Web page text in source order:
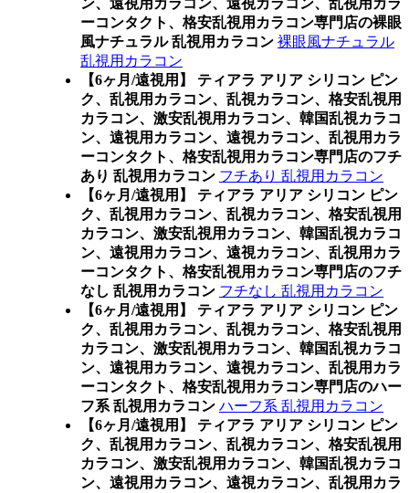
ン、遠視用カラコン、遠視カラコン、乱視用カラ
ーコンタクト、格安乱視用カラコン専門店の裸眼
風ナチュラル 乱視用カラコン 裸眼風ナチュラル
乱視用カラコン
【6ヶ月/遠視用】 ティアラ アリア シリコン ピン
ク、乱視用カラコン、乱視カラコン、格安乱視用
カラコン、激安乱視用カラコン、韓国乱視カラコ
ン、遠視用カラコン、遠視カラコン、乱視用カラ
ーコンタクト、格安乱視用カラコン専門店のフチ
あり 乱視用カラコン フチあり 乱視用カラコン
【6ヶ月/遠視用】 ティアラ アリア シリコン ピン
ク、乱視用カラコン、乱視カラコン、格安乱視用
カラコン、激安乱視用カラコン、韓国乱視カラコ
ン、遠視用カラコン、遠視カラコン、乱視用カラ
ーコンタクト、格安乱視用カラコン専門店のフチ
なし 乱視用カラコン フチなし 乱視用カラコン
【6ヶ月/遠視用】 ティアラ アリア シリコン ピン
ク、乱視用カラコン、乱視カラコン、格安乱視用
カラコン、激安乱視用カラコン、韓国乱視カラコ
ン、遠視用カラコン、遠視カラコン、乱視用カラ
ーコンタクト、格安乱視用カラコン専門店のハー
フ系 乱視用カラコン ハーフ系 乱視用カラコン
【6ヶ月/遠視用】 ティアラ アリア シリコン ピン
ク、乱視用カラコン、乱視カラコン、格安乱視用
カラコン、激安乱視用カラコン、韓国乱視カラコ
ン、遠視用カラコン、遠視カラコン、乱視用カラ